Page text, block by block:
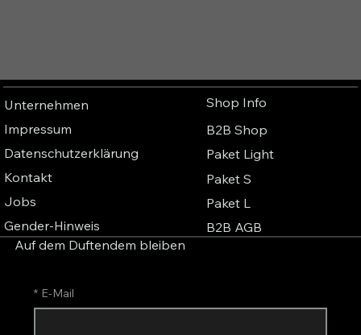
Unternehmen
Impressum
Datenschutzerklärung
Kontakt
Jobs
Gender-Hinweis
Shop Info
B2B Shop
Paket Light
Paket S
Paket L
B2B AGB
Auf dem Duftendem bleiben
* E-Mail